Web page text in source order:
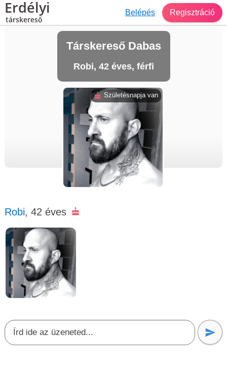
Erdélyi
társkereső
Belépés Regisztráció
Társkereső Dabas
Robi, 42 éves, férfi
Robi, 42 éves
Születésnapja van